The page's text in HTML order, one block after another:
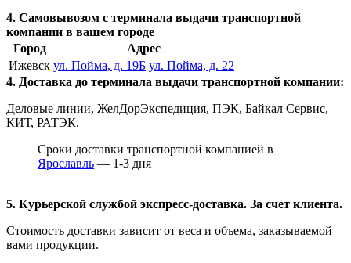
4. Самовывозом с терминала выдачи транспортной
компании в вашем городе
Город
Адрес
Ижевск ул. Пойма, д. 19Б ул. Пойма, д. 22
4. Доставка до терминала выдачи транспортной компании:
Деловые линии, ЖелДорЭкспедиция, ПЭК, Байкал Сервис,
КИТ, РАТЭК.
Сроки доставки транспортной компанией в
Ярославль — 1-3 дня
5. Курьерской службой экспресс-доставка. За счет клиента.
Стоимость доставки зависит от веса и объема, заказываемой
вами продукции.